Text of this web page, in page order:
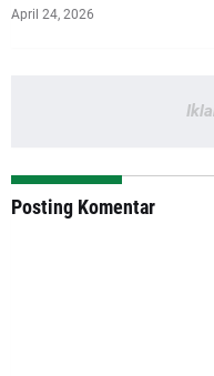
April 24, 2026
Posting Komentar